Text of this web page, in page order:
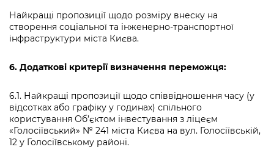
Найкращі пропозиції щодо розміру внеску на
створення соціальної та інженерно-транспортної
інфраструктури міста Києва.
6. Додаткові критерії визначення переможця:
6.1. Найкращі пропозиції щодо співвідношення часу (у
відсотках або графіку у годинах) спільного
користування Об’єктом інвестування з ліцеєм
«Голосіївський» № 241 міста Києва на вул. Голосіївській,
12 у Голосіївському районі.